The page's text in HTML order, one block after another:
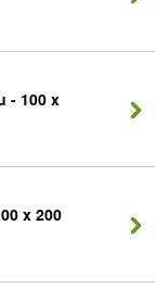
- 100 x
x 200